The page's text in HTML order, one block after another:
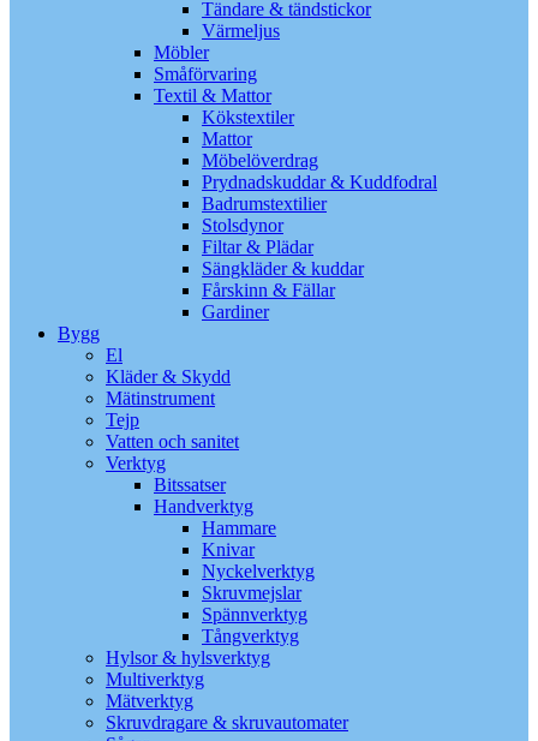
Tändare & tändstickor
Värmeljus
Möbler
Småförvaring
Textil & Mattor
Kökstextiler
Mattor
Möbelöverdrag
Prydnadskuddar & Kuddfodral
Badrumstextilier
Stolsdynor
Filtar & Plädar
Sängkläder & kuddar
Fårskinn & Fällar
Gardiner
Bygg
El
Kläder & Skydd
Mätinstrument
Tejp
Vatten och sanitet
Verktyg
Bitssatser
Handverktyg
Hammare
Knivar
Nyckelverktyg
Skruvmejslar
Spännverktyg
Tångverktyg
Hylsor & hylsverktyg
Multiverktyg
Mätverktyg
Skruvdragare & skruvautomater